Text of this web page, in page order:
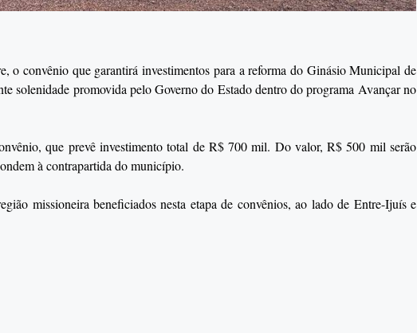
o convênio que garantirá investimentos para a reforma do Ginásio Municipal de
solenidade promovida pelo Governo do Estado dentro do programa Avançar no
que prevê investimento total de R$ 700 mil. Do valor, R$ 500 mil serão
à contrapartida do município.
missioneira beneficiados nesta etapa de convênios, ao lado de Entre-Ijuís e